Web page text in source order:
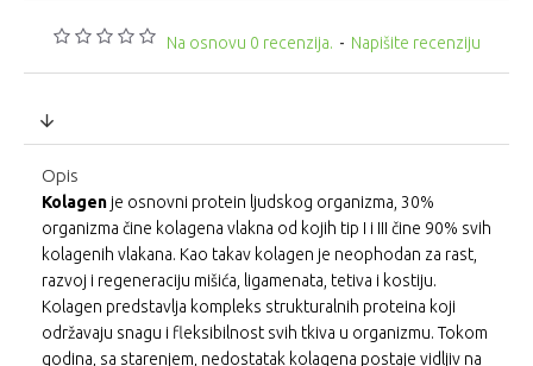
Na osnovu 0 recenzija. - Napišite recenziju
Opis
Kolagen je osnovni protein ljudskog organizma, 30%
organizma čine kolagena vlakna od kojih tip I i III čine 90% svih
kolagenih vlakana. Kao takav kolagen je neophodan za rast,
razvoj i regeneraciju mišića, ligamenata, tetiva i kostiju.
Kolagen predstavlja kompleks strukturalnih proteina koji
održavaju snagu i fleksibilnost svih tkiva u organizmu. Tokom
godina, sa starenjem, nedostatak kolagena postaje vidljiv na